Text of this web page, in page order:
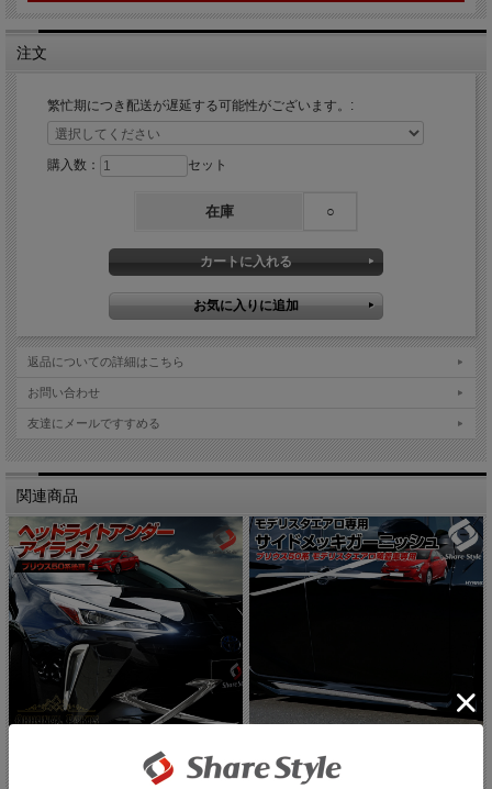
注文
繁忙期につき配送が遅延する可能性がございます。:
購入数： セット
在庫 ○
返品についての詳細はこちら
お問い合わせ
友達にメールですすめる
関連商品
【まとめ割引対象商品】 【安心の3年保
プリウス 50系 モデリスタ エアロ サ...